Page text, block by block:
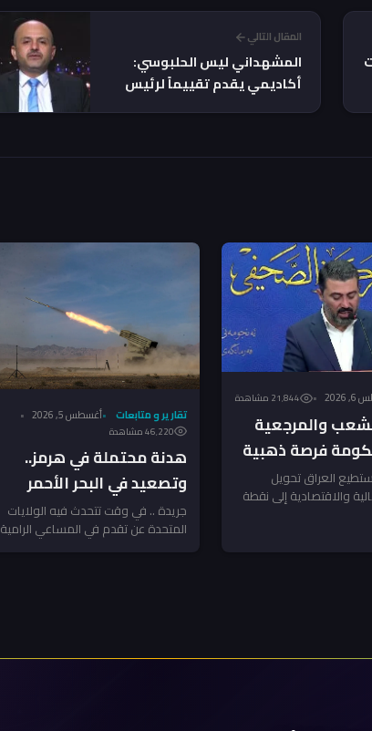
المقال التالي
المشهداني ليس الحلبوسي:
أكاديمي يقدم تقييماً لرئيس
21٬844 مشاهدة
والمرجعية
فرصة ذهبية
– النائب
لـ”جريدة”
العراق تحويل
والاقتصادية إلى نقطة
تقارير و متابعات أغسطس 5, 2026
46٬220 مشاهدة
هدنة محتملة في هرمز..
وتصعيد في البحر الأحمر
يهدد أمن الملاحة الإقليمي!
جريدة .. في وقت تتحدث فيه الولايات
المتحدة عن تقدم في المساعي الرامية